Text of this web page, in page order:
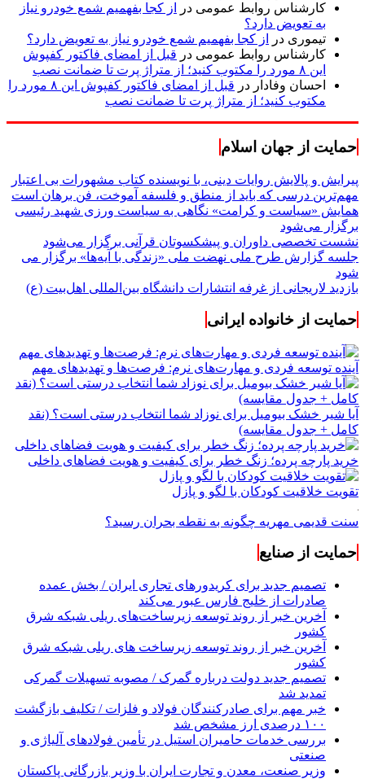
کارشناس روابط عمومی در
از کجا بفهمیم شمع خودرو نیاز
به تعویض دارد؟
تیموری در
از کجا بفهمیم شمع خودرو نیاز به تعویض دارد؟
کارشناس روابط عمومی در قبل از امضای فاکتور کفپوش
این ۸ مورد را مکتوب کنید؛ از متراژ پرت تا ضمانت نصب
احسان وفادار در
قبل از امضای فاکتور کفپوش این ۸ مورد را
مکتوب کنید؛ از متراژ پرت تا ضمانت نصب
حمایت از جهان اسلام
پیرایش و پالایش روایات دینی، با نویسنده کتاب مشهورات بی اعتبار
مهم‌ترین درسی که باید از منطق و فلسفه آموخت، فن برهان است
همایش «سیاست و کرامت» نگاهی به سیاست ورزی شهید رئیسی
برگزار می‌شود
نشست تخصصی داوران و پیشکسوتان قرآنی برگزار می‌شود
جلسه گزارش طرح ملی نهضت ملی «زندگی با آیه‌ها» برگزار می
شود
بازدید لاریجانی از غرفه انتشارات دانشگاه بین‌المللی اهل‌بیت (ع)
حمایت از خانواده ایرانی
آینده توسعه فردی و مهارت‌های نرم: فرصت‌ها و تهدیدهای مهم
آیا شیر خشک بیومیل برای نوزاد شما انتخاب درستی است؟ (نقد
کامل + جدول مقایسه)
خرید پارچه پرده؛ زنگ خطر برای کیفیت و هویت فضاهای داخلی
تقویت خلاقیت کودکان با لگو و پازل
سنت قدیمی مهریه چگونه به نقطه بحران رسید؟
حمایت از صنایع
تصمیم جدید برای کریدورهای تجاری ایران / بخش عمده
صادرات از خلیج فارس عبور می‌کند
آخرین خبر از روند توسعه زیرساخت‌های ریلی شبکه شرق
کشور
آخرین خبر از روند توسعه زیرساخت های ریلی شبکه شرق
کشور
تصمیم جدید دولت درباره گمرک / مصوبه تسهیلات گمرکی
تمدید شد
خبر مهم برای صادرکنندگان فولاد و فلزات / تکلیف بازگشت
۱۰۰ درصدی ارز مشخص شد
بررسی خدمات حامیران استیل در تأمین فولادهای آلیاژی و
صنعتی
وزیر صنعت، معدن و تجارت ایران با وزیر بازرگانی پاکستان